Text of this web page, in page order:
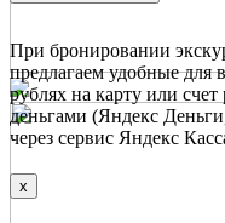
При бронировании
предлагаем удобные для
рублях на карту или
деньгами (Яндекс
через сервис Яндекс
x